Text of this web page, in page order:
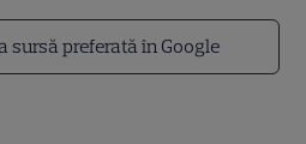
sursă preferată în Google